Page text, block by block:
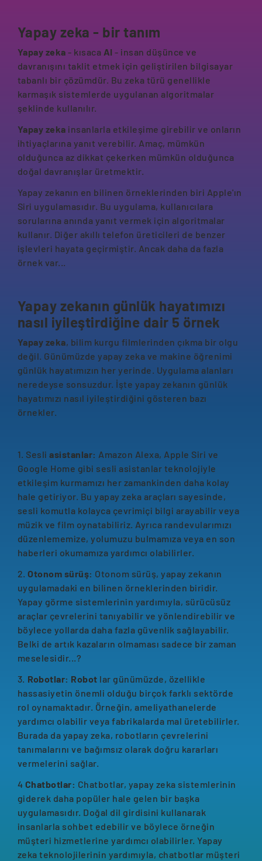
Yapay zeka - bir tanım
Yapay zeka - kısaca AI - insan düşünce ve
davranışını taklit etmek için geliştirilen bilgisayar
tabanlı bir çözümdür. Bu zeka türü genellikle
karmaşık sistemlerde uygulanan algoritmalar
şeklinde kullanılır.
Yapay zeka insanlarla etkileşime girebilir ve onların
ihtiyaçlarına yanıt verebilir. Amaç, mümkün
olduğunca az dikkat çekerken mümkün olduğunca
doğal davranışlar üretmektir.
Yapay zekanın en bilinen örneklerinden biri Apple'ın
Siri uygulamasıdır. Bu uygulama, kullanıcılara
sorularına anında yanıt vermek için algoritmalar
kullanır. Diğer akıllı telefon üreticileri de benzer
işlevleri hayata geçirmiştir. Ancak daha da fazla
örnek var...
Yapay zekanın günlük hayatımızı
nasıl iyileştirdiğine dair 5 örnek
Yapay zeka, bilim kurgu filmlerinden çıkma bir olgu
değil. Günümüzde yapay zeka ve makine öğrenimi
günlük hayatımızın her yerinde. Uygulama alanları
neredeyse sonsuzdur. İşte yapay zekanın günlük
hayatımızı nasıl iyileştirdiğini gösteren bazı
örnekler.
1. Sesliasistanlar: Amazon Alexa, Apple Siri ve
Google Home gibi sesli asistanlar teknolojiyle
etkileşim kurmamızı her zamankinden daha kolay
hale getiriyor. Bu yapay zeka araçları sayesinde,
sesli komutla kolayca çevrimiçi bilgi arayabilir veya
müzik ve film oynatabiliriz. Ayrıca randevularımızı
düzenlememize, yolumuzu bulmamıza veya en son
haberleri okumamıza yardımcı olabilirler.
2. Otonom sürüş: Otonom sürüş, yapay zekanın
uygulamadaki en bilinen örneklerinden biridir.
Yapay görme sistemlerinin yardımıyla, sürücüsüz
araçlar çevrelerini tanıyabilir ve yönlendirebilir ve
böylece yollarda daha fazla güvenlik sağlayabilir.
Belki de artık kazaların olmaması sadece bir zaman
meselesidir...?
3. Robotlar: Robot lar günümüzde, özellikle
hassasiyetin önemli olduğu birçok farklı sektörde
rol oynamaktadır. Örneğin, ameliyathanelerde
yardımcı olabilir veya fabrikalarda mal üretebilirler.
Burada da yapay zeka, robotların çevrelerini
tanımalarını ve bağımsız olarak doğru kararları
vermelerini sağlar.
4 Chatbotlar: Chatbotlar, yapay zeka sistemlerinin
giderek daha popüler hale gelen bir başka
uygulamasıdır. Doğal dil girdisini kullanarak
insanlarla sohbet edebilir ve böylece örneğin
müşteri hizmetlerine yardımcı olabilirler. Yapay
zeka teknolojilerinin yardımıyla, chatbotlar müşteri